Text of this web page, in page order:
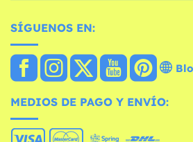
SÍGUENOS EN:
MEDIOS DE PAGO Y ENVÍO: